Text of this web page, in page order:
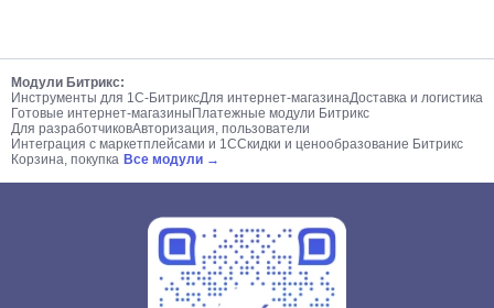
Модули Битрикс:
Инструменты для 1С-БитриксДля интернет-магазинаДоставка и логистика
Готовые интернет-магазины Платежные модули Битрикс
Для разработчиковАвторизация, пользователи
Интеграция с маркетплейсами и 1ССкидки и ценообразование Битрикс
Корзина, покупка Все модули →